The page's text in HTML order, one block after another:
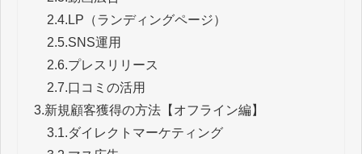
2.4. LP（ランディングページ）
2.5.SNS運用
2.6.プレスリリース
2.7.口コミの活用
3.新規顧客獲得の方法【オフライン編】
3.1.ダイレクトマーケティング